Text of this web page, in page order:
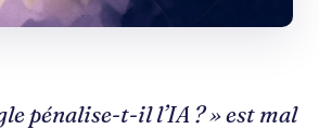
pénalise-t-il l’IA ? » est mal